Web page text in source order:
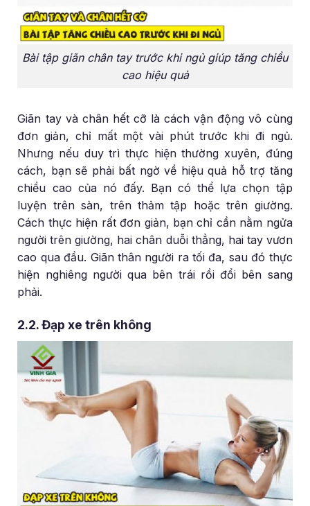
Bài tập giãn chân tay trước khi ngủ giúp tăng chiều
cao hiệu quả
Giãn tay và chân hết cỡ là cách vận động vô cùng
đơn giản, chỉ mất một vài phút trước khi đi ngủ.
Nhưng nếu duy trì thực hiện thường xuyên, đúng
cách, bạn sẽ phải bất ngờ về hiệu quả hỗ trợ tăng
chiều cao của nó đấy. Bạn có thể lựa chọn tập
luyện trên sàn, trên thảm tập hoặc trên giường.
Cách thực hiện rất đơn giản, bạn chỉ cần nằm ngửa
người trên giường, hai chân duỗi thẳng, hai tay vươn
cao qua đầu. Giãn thân người ra tối đa, sau đó thực
hiện nghiêng người qua bên trái rồi đổi bên sang
phải.
2.2. Đạp xe trên không